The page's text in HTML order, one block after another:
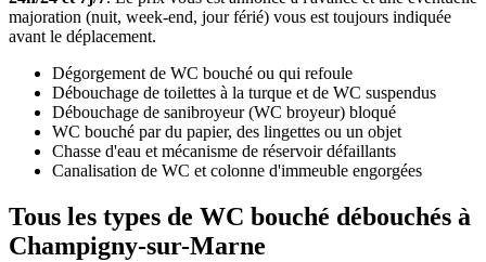
majoration (nuit, week-end, jour férié) vous est toujours indiquée
avant le déplacement.
Dégorgement de WC bouché ou qui refoule
Débouchage de toilettes à la turque et de WC suspendus
Débouchage de sanibroyeur (WC broyeur) bloqué
WC bouché par du papier, des lingettes ou un objet
Chasse d'eau et mécanisme de réservoir défaillants
Canalisation de WC et colonne d'immeuble engorgées
Tous les types de WC bouché débouchés à
Champigny-sur-Marne